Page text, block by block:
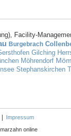
Facility-
Burgebrach
Gilching
Möhrendorf
Stephanskirchen
| Impressum
online